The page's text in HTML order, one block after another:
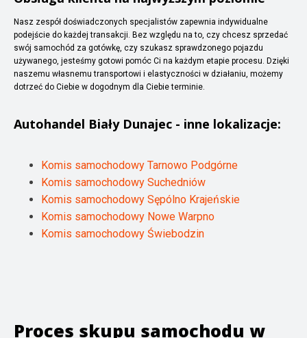
Nasz zespół doświadczonych specjalistów zapewnia indywidualne
podejście do każdej transakcji. Bez względu na to, czy chcesz sprzedać
swój samochód za gotówkę, czy szukasz sprawdzonego pojazdu
używanego, jesteśmy gotowi pomóc Ci na każdym etapie procesu. Dzięki
naszemu własnemu transportowi i elastyczności w działaniu, możemy
dotrzeć do Ciebie w dogodnym dla Ciebie terminie.
Autohandel Biały Dunajec - inne lokalizacje:
Komis samochodowy Tarnowo Podgórne
Komis samochodowy Suchedniów
Komis samochodowy Sępólno Krajeńskie
Komis samochodowy Nowe Warpno
Komis samochodowy Świebodzin
Proces skupu samochodu w